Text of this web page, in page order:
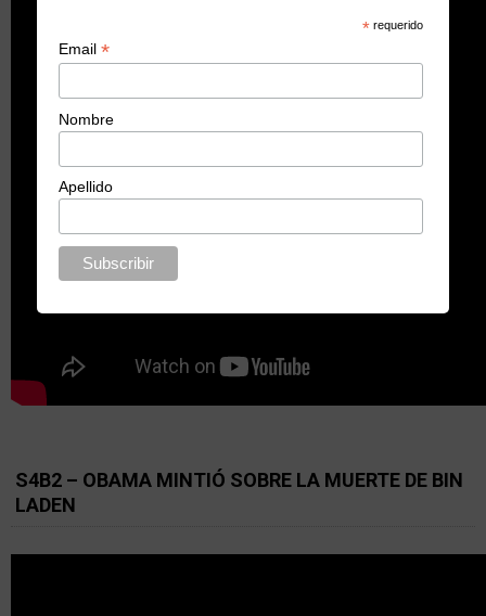
S4B2 – OBAMA MINTIÓ SOBRE LA MUERTE DE BIN
LADEN
* requerido
Email*
Nombre
Apellido